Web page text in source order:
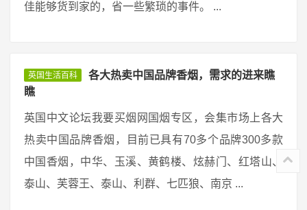
佳能够货到家的，省一些繁琐的事件。 ...
英国生活百科
各大热卖中国品牌香烟，需求的进来瞧
瞧
英国中文论坛我要买烟网国烟专区，会集市场上各大
热卖中国品牌香烟，目前已具有70多个品牌300多款
中国香烟，中华、玉溪、黄鹤楼、炫赫门、红塔山、
泰山、芙蓉王、泰山、利群、七匹狼、南京 ...